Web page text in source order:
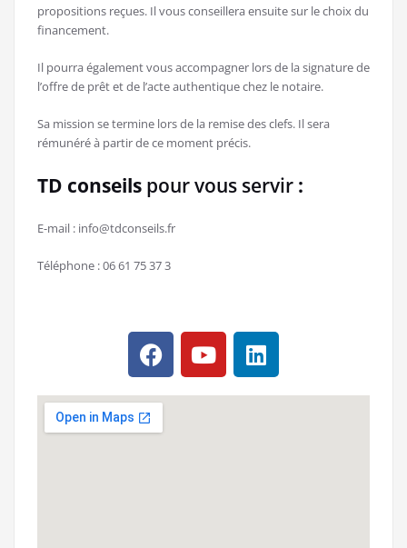
propositions reçues. Il vous conseillera ensuite sur le choix du
financement.
Il pourra également vous accompagner lors de la signature de
l’offre de prêt et de l’acte authentique chez le notaire.
Sa mission se termine lors de la remise des clefs. Il sera
rémunéré à partir de ce moment précis.
TD conseils pour vous servir :
E-mail : info@tdconseils.fr
Téléphone : 06 61 75 37 3